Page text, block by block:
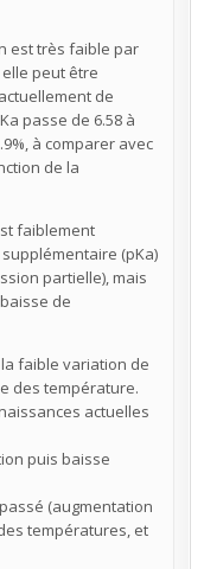
est très faible par
peut être
de
passe de 6.58 à
à comparer avec
de la
faiblement
(pKa)
partielle), mais
de
faible variation de
des température.
actuelles
puis baisse
(augmentation
températures, et